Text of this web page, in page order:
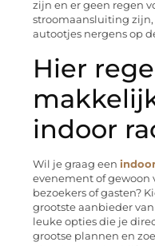
zijn en er geen regen
stroomaansluiting
autootjes nergens op
Hier
indoor
Wil je graag een
evenement of gewoon
bezoekers of gasten?
grootste aanbieder
leuke opties die je
grootse plannen en